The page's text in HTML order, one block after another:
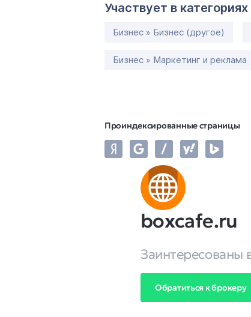
Участвует в категориях
Бизнес » Бизнес (другое)
Бизнес » Маркетинг и реклама
Проиндексированные страницы
boxcafe.ru
Заинтересованы
Обратиться к брокеру